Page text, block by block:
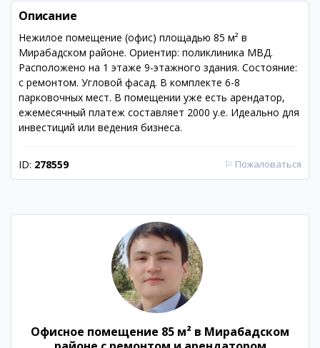
Описание
Нежилое помещение (офис) площадью 85 м² в
Мирабадском районе. Ориентир: поликлиника МВД.
Расположено на 1 этаже 9-этажного здания. Состояние:
с ремонтом. Угловой фасад. В комплекте 6-8
парковочных мест. В помещении уже есть арендатор,
ежемесячный платеж составляет 2000 у.е. Идеально для
инвестиций или ведения бизнеса.
ID: 278559 ⚐ Пожаловаться
Офисное помещение 85 м² в Мирабадском